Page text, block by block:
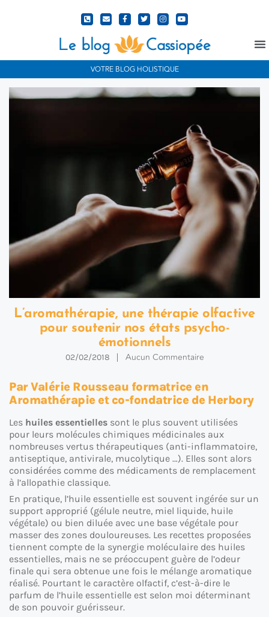
VOTRE BLOG HOLISTIQUE
L’aromathérapie, une thérapie olfactive
pour soutenir nos états psycho-
émotionnels
02/02/2018 Aucun Commentaire
Par Valérie Rousseau formatrice en
Aromathérapie et co-fondatrice de Herbory
Les huiles essentielles sont le plus souvent utilisées
pour leurs molécules chimiques médicinales aux
nombreuses vertus thérapeutiques (anti-inflammatoire,
antiseptique, antivirale, mucolytique …). Elles sont alors
considérées comme des médicaments de remplacement
à l’allopathie classique.
En pratique, l’huile essentielle est souvent ingérée sur un
support approprié (gélule neutre, miel liquide, huile
végétale) ou bien diluée avec une base végétale pour
masser des zones douloureuses. Les recettes proposées
tiennent compte de la synergie moléculaire des huiles
essentielles, mais ne se préoccupent guère de l’odeur
finale qui sera obtenue une fois le mélange aromatique
réalisé. Pourtant le caractère olfactif, c’est-à-dire le
parfum de l’huile essentielle est selon moi déterminant
de son pouvoir guérisseur.